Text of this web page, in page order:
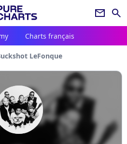
newsletter search
Charts français
LeFonque